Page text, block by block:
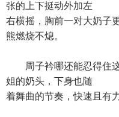
张的上下挺动外加左
右横摇，胸前一对大奶子
熊燃烧不熄。
周子衿哪还能忍得住这
姐的奶头，下身也随
着舞曲的节奏，快速且有